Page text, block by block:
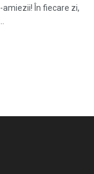
În fiecare zi,